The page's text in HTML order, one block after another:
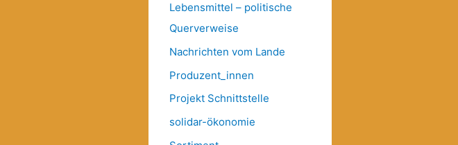
Lebensmittel – politische
Querverweise
Nachrichten vom Lande
Produzent_innen
Projekt Schnittstelle
solidar-ökonomie